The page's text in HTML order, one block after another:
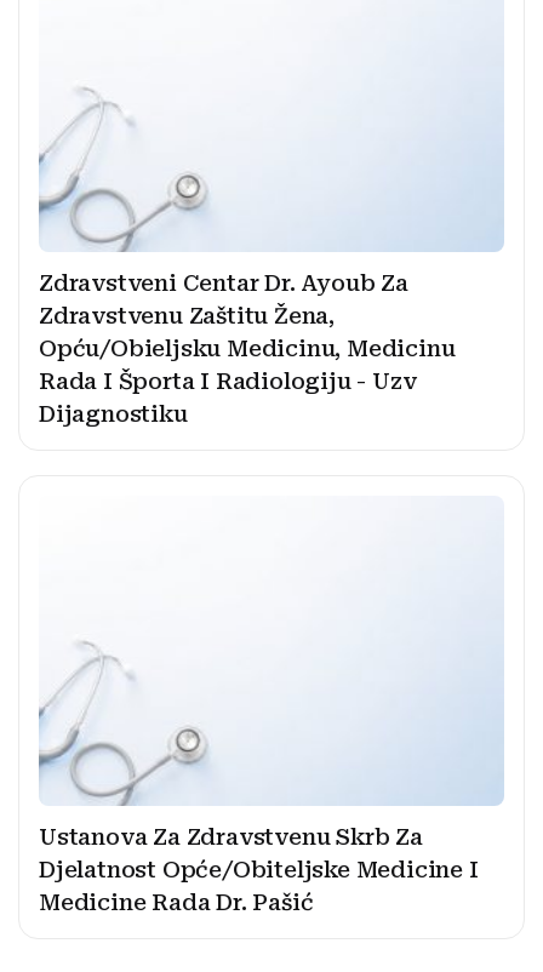
Zdravstveni Centar Dr. Ayoub Za
Zdravstvenu Zaštitu Žena,
Opću/Obieljsku Medicinu, Medicinu
Rada I Športa I Radiologiju - Uzv
Dijagnostiku
Ustanova Za Zdravstvenu Skrb Za
Djelatnost Opće/Obiteljske Medicine I
Medicine Rada Dr. Pašić